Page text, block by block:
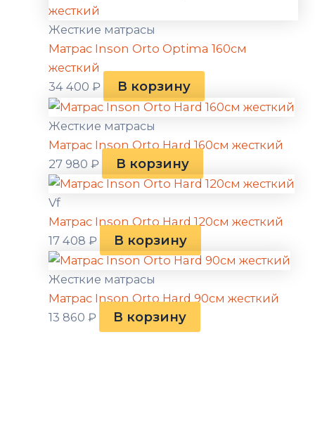
Жесткие матрасы
Матрас Inson Orto Optima 160см
жесткий
34 400₽ В корзину
Жесткие матрасы
Матрас Inson Orto Hard 160см жесткий
27 980₽ В корзину
Vf
Матрас Inson Orto Hard 120см жесткий
17 408₽ В корзину
Жесткие матрасы
Матрас Inson Orto Hard 90см жесткий
13 860₽ В корзину